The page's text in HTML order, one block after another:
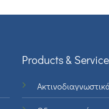
Products &